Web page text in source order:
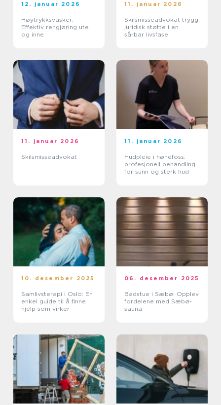
12. januar 2026
Høytrykksvasker:
Effektiv rengjøring ute
og inne
11. januar 2026
Skilsmisseadvokat trygg
juridisk støtte i en
sårbar livsfase
11. januar 2026
Skilsmisseadvokat
11. januar 2026
Hudpleie i hønefoss:
profesjonell behandling
for sunn og sterk hud
10. desember 2025
Samlivsterapi i Oslo: En
enkel guide til å finne
hjelp som virker
06. desember 2025
Badstue i Sæbø: Opplev
fordelene med Sæbø-
sauna